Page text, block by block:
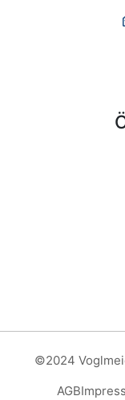
©2024
AGB